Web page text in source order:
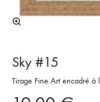
Sky #15
Tirage Fine Art encadré